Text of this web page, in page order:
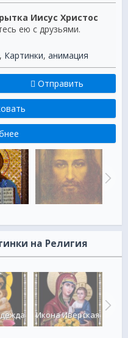
Иисус Христос
ею с друзьями.
, Картинки, анимация
Отправить
на Религия
Икона Иверская